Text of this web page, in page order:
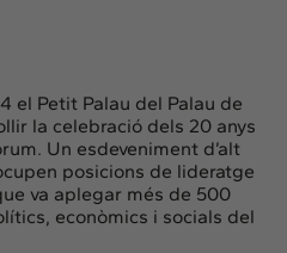
el Petit Palau del Palau de
la celebració dels 20 anys
Un esdeveniment d’alt
posicions de lideratge
va aplegar més de 500
econòmics i socials del